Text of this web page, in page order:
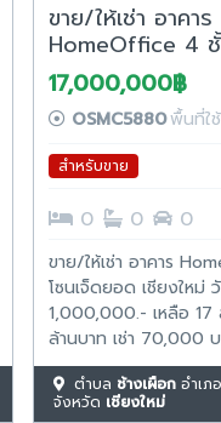
ขาย/ให้เช่า อาคาร
HomeOffice 4
โล่ง วิวเห็นดอยสุเ
โซนเจ็ดยอด เชียงใ
17,000,000฿
OSMC5880พื้นที่ใ
สำหรับขาย
0 0 0
ขาย/ให้เช่า อาคาร
โซนเจ็ดยอด เชียงใหม่
1,000,000.- เหลือ 17
ล้านบาท เช่า 70,000
สัญญาเช่าระยะยาว (
HomeOffice แบบ 4
อาคารขนาดยาว 16 ม.
ตำบล ช้างเผือก อำเภอ
จังหวัด เชียงใหม่